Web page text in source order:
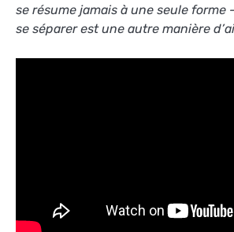
se résume jamais à une seule forme
se séparer est une autre manière